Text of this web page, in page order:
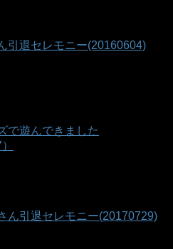
引退セレモニー(20160604)
で遊んできました
ん引退セレモニー(20170729)